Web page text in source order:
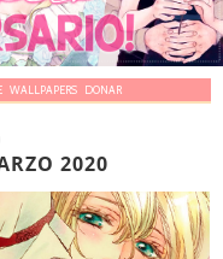
WALLPAPERS DONAR
2020